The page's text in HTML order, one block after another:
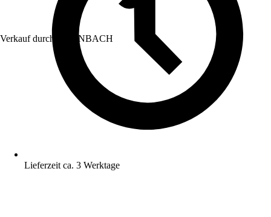
Verkauf durch: HORNBACH
Lieferzeit ca. 3 Werktage